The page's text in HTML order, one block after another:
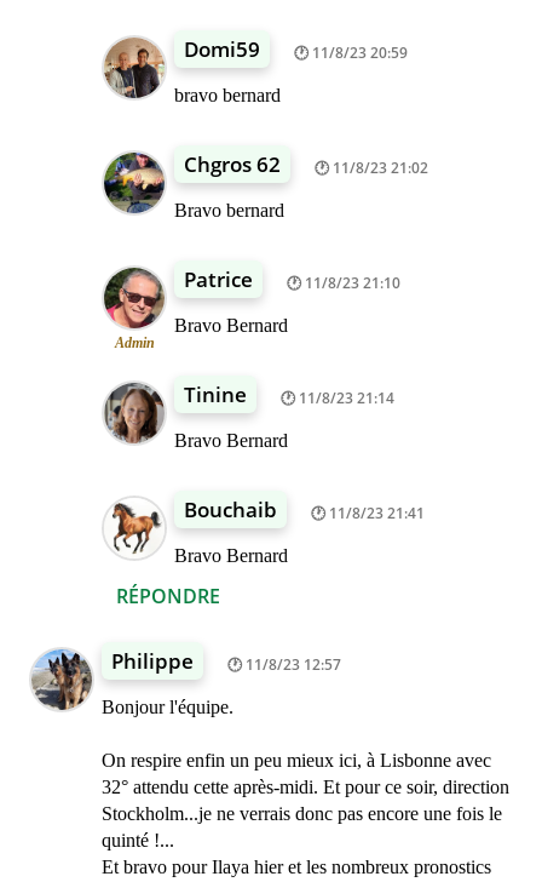
RÉPONDRE
Domi59 11/8/23 20:59
bravo bernard
Chgros 62 11/8/23 21:02
Bravo bernard
Admin
Patrice 11/8/23 21:10
Bravo Bernard
Tinine 11/8/23 21:14
Bravo Bernard
Bouchaib 11/8/23 21:41
Bravo Bernard
Philippe 11/8/23 12:57
Bonjour l'équipe.
On respire enfin un peu mieux ici, à Lisbonne avec
32° attendu cette après-midi. Et pour ce soir, direction
Stockholm...je ne verrais donc pas encore une fois le
quinté !...
Et bravo pour Ilaya hier et les nombreux pronostics